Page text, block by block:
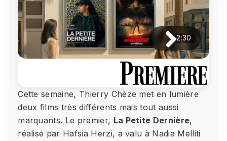
2:30
Cette semaine, Thierry Chèze met en lumière
deux films très différents mais tout aussi
marquants. Le premier, La Petite Dernière,
réalisé par Hafsia Herzi, a valu à Nadia Melliti